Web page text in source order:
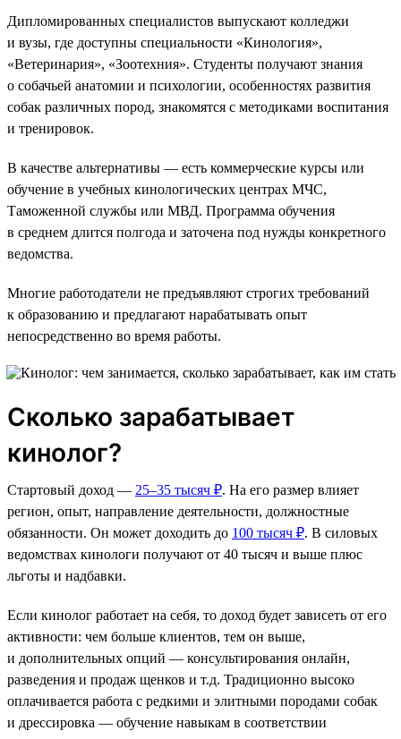
Дипломированных специалистов выпускают колледжи
и вузы, где доступны специальности «Кинология»,
«Ветеринария», «Зоотехния». Студенты получают знания
о собачьей анатомии и психологии, особенностях развития
собак различных пород, знакомятся с методиками воспитания
и тренировок.
В качестве альтернативы — есть коммерческие курсы или
обучение в учебных кинологических центрах МЧС,
Таможенной службы или МВД. Программа обучения
в среднем длится полгода и заточена под нужды конкретного
ведомства.
Многие работодатели не предъявляют строгих требований
к образованию и предлагают нарабатывать опыт
непосредственно во время работы.
Сколько зарабатывает
кинолог?
Стартовый доход — 25–35 тысяч ₽. На его размер влияет
регион, опыт, направление деятельности, должностные
обязанности. Он может доходить до 100 тысяч ₽. В силовых
ведомствах кинологи получают от 40 тысяч и выше плюс
льготы и надбавки.
Если кинолог работает на себя, то доход будет зависеть от его
активности: чем больше клиентов, тем он выше,
и дополнительных опций — консультирования онлайн,
разведения и продаж щенков и т.д. Традиционно высоко
оплачивается работа с редкими и элитными породами собак
и дрессировка — обучение навыкам в соответствии